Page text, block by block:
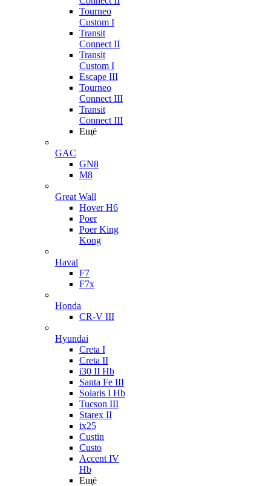
Tourneo
Custom I
Transit
Connect II
Transit
Custom I
Escape III
Tourneo
Connect III
Transit
Connect III
Ещё
GAC
GN8
M8
Great Wall
Hover H6
Poer
Poer King
Kong
Haval
F7
F7x
Honda
CR-V III
Hyundai
Creta I
Creta II
i30 II Hb
Santa Fe III
Solaris I Hb
Tucson III
Starex II
ix25
Custin
Custo
Accent IV
Hb
Ещё